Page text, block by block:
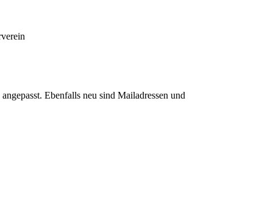
Ebenfalls neu sind Mailadressen und